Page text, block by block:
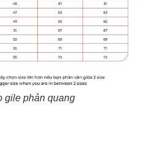
gile phản quang